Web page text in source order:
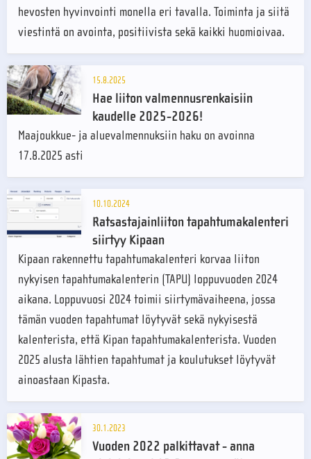
hevosten hyvinvointi monella eri tavalla. Toiminta ja siitä
viestintä on avointa, positiivista sekä kaikki huomioivaa.
15.8.2025
Hae liiton valmennusrenkaisiin
kaudelle 2025-2026!
Maajoukkue- ja aluevalmennuksiin haku on avoinna
17.8.2025 asti
10.10.2024
Ratsastajainliiton tapahtumakalenteri
siirtyy Kipaan
Kipaan rakennettu tapahtumakalenteri korvaa liiton
nykyisen tapahtumakalenterin (TAPU) loppuvuoden 2024
aikana. Loppuvuosi 2024 toimii siirtymävaiheena, jossa
tämän vuoden tapahtumat löytyvät sekä nykyisestä
kalenterista, että Kipan tapahtumakalenterista. Vuoden
2025 alusta lähtien tapahtumat ja koulutukset löytyvät
ainoastaan Kipasta.
30.1.2023
Vuoden 2022 palkittavat - anna